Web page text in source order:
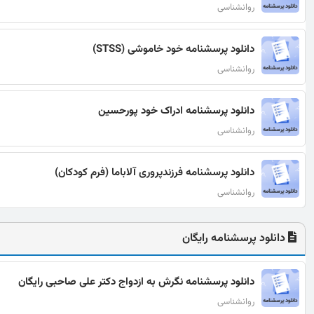
روانشناسی
دانلود پرسشنامه خود خاموشی (STSS)
روانشناسی
دانلود پرسشنامه ادراک خود پورحسین
روانشناسی
دانلود پرسشنامه فرزندپروری آلاباما (فرم کودکان)
روانشناسی
دانلود پرسشنامه رایگان
دانلود پرسشنامه نگرش به ازدواج دکتر علی صاحبی رایگان
روانشناسی